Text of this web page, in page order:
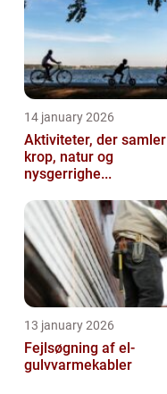
14 january 2026
Aktiviteter, der samler
krop, natur og
nysgerrighe...
13 january 2026
Fejlsøgning af el-
gulvvarmekabler